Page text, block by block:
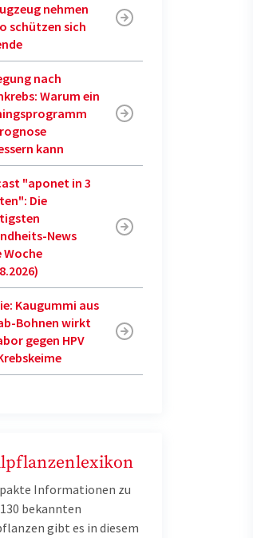
nehmen
schützen sich
nach
Warum ein
kann
"aponet in 3
Die
News
Woche
Kaugummi aus
Bohnen wirkt
gegen HPV
Informationen zu
bekannten
gibt es in diesem